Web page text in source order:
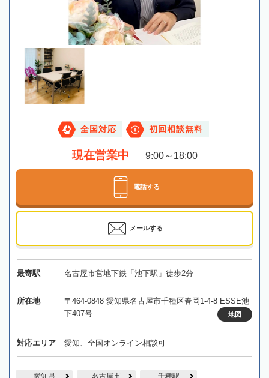
全国対応 初回相談無料
現在営業中 9:00～18:00
電話する
メールする
最寄駅 名古屋市営地下鉄「池下駅」徒歩2分
所在地
〒464-0848 愛知県名古屋市千種区春岡1-4-8 ESSE池
下407号
地図
対応エリア 愛知、全国オンライン相談可
愛知県 名古屋市 千種駅